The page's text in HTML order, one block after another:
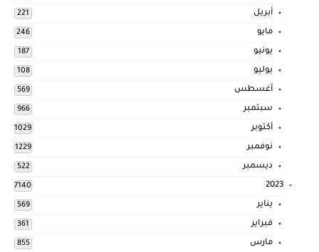
أبريل 221
مايو 246
يونيو 187
يوليو 108
أغسطس 569
سبتمبر 966
أكتوبر 1029
نوفمبر 1229
ديسمبر 522
2023
7140
يناير 569
فبراير 361
مارس 855